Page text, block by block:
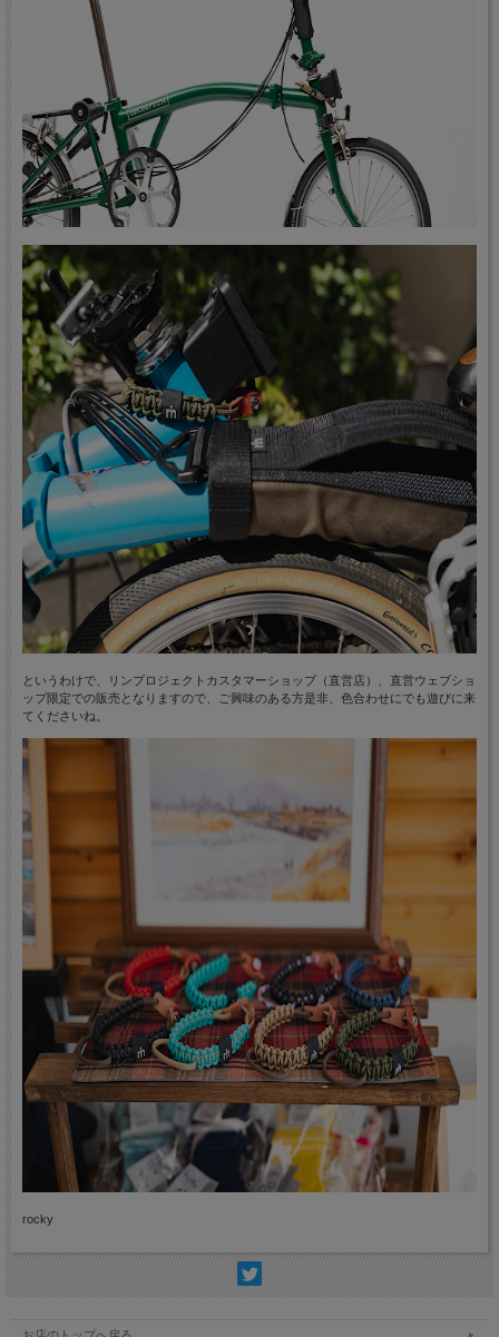
というわけで、リンプロジェクトカスタマーショップ（直営店）、直営ウェブショ
ップ限定での販売となりますので、ご興味のある方是非、色合わせにでも遊びに来
てくださいね。
rocky